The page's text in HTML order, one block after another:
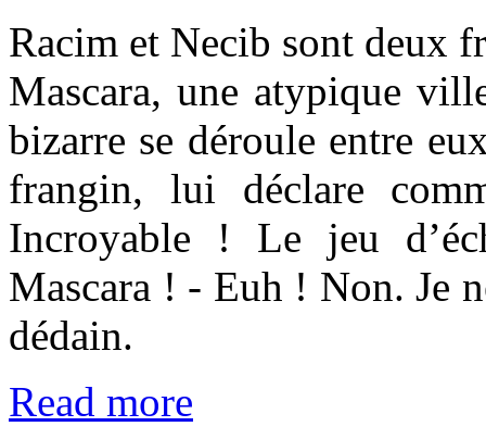
Racim et Necib sont deux
Mascara, une atypique
bizarre se déroule entre
frangin, lui déclare
Incroyable ! Le jeu
Mascara ! - Euh ! Non. Je
dédain.
Read more